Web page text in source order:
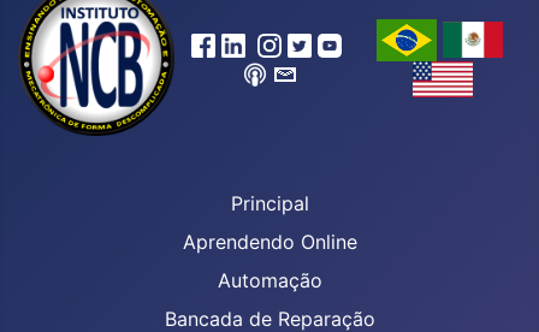
Principal
Aprendendo Online
Automação
Bancada de Reparação